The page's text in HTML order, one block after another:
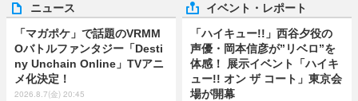
ニュース
「マガポケ」で話題のVRMM
Oバトルファンタジー「Desti
ny Unchain Online」TVアニ
メ化決定！
2026.8.7(金) 20:45
イベント・レポート
「ハイキュー!!」西谷夕役の
声優・岡本信彦が”リベロ”を
体感！ 展示イベント「ハイキ
ュー!! オン ザ コート」東京会
場が開幕